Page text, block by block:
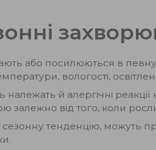
або посилюються в
вологості,
й алергічні
залежно від того, коли
тенденцію, можуть